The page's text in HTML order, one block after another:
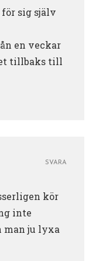
sig själv
en veckar
tillbaks till
kör
inte
man ju lyxa
SVARA